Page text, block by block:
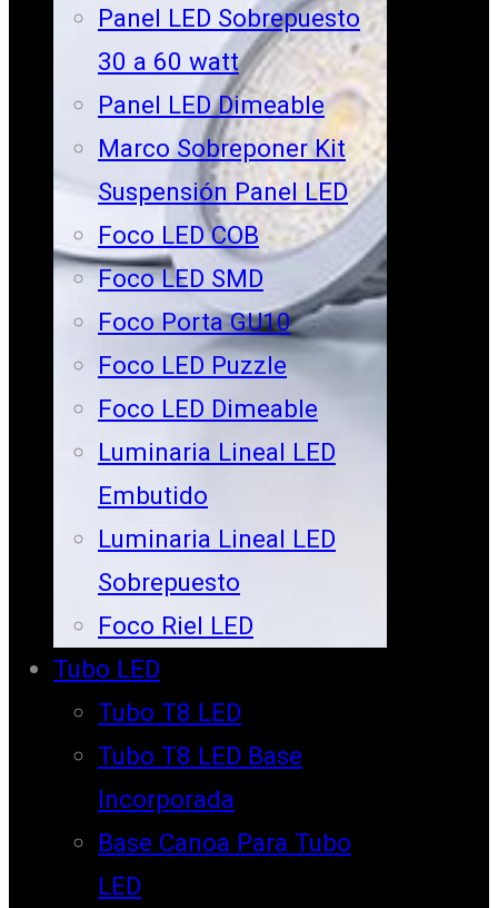
Panel LED Sobrepuesto
30 a 60 watt
Panel LED Dimeable
Marco Sobreponer Kit
Suspensión Panel LED
Foco LED COB
Foco LED SMD
Foco Porta GU10
Foco LED Puzzle
Foco LED Dimeable
Luminaria Lineal LED
Embutido
Luminaria Lineal LED
Sobrepuesto
Foco Riel LED
Tubo LED
Tubo T8 LED
Tubo T8 LED Base
Incorporada
Base Canoa Para Tubo
LED